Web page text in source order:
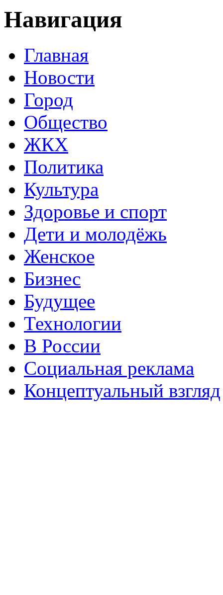
Навигация
Главная
Новости
Город
Общество
ЖКХ
Политика
Культура
Здоровье и спорт
Дети и молодёжь
Женское
Бизнес
Будущее
Технологии
В России
Социальная реклама
Концептуальный взгляд